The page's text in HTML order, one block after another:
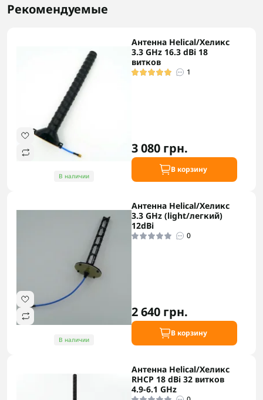
Рекомендуемые
В наличии
Антенна Helical/Хеликс
3.3 GHz 16.3 dBi 18
витков
1
3 080 грн.
В корзину
В наличии
Антенна Helical/Хеликс
3.3 GHz (light/легкий)
12dBi
0
2 640 грн.
В корзину
Антенна Helical/Хеликс
RHCP 18 dBi 32 витков
4.9-6.1 GHz